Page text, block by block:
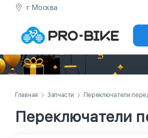
г Москва
Главная Запчасти Переключатели
Переключатели